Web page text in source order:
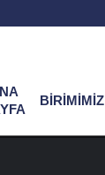
BİRİMİMİZ